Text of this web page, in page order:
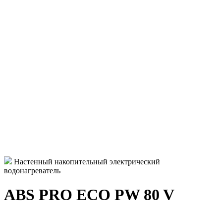
Настенный накопительный электрический
водонагреватель
ABS PRO ECO PW 80 V